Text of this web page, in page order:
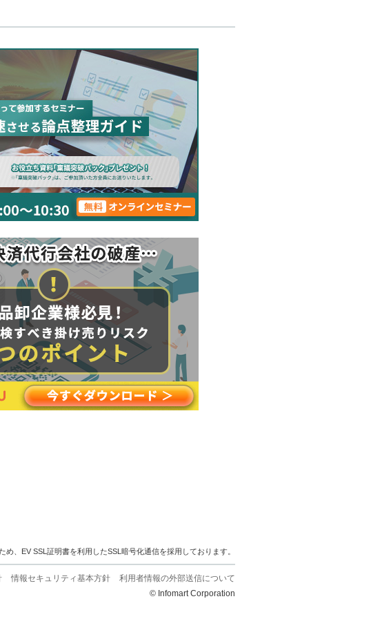
め、EV SSL証明書を利用したSSL暗号化通信を採用しております。
情報セキュリティ基本方針
利用者情報の外部送信について
© Infomart Corporation